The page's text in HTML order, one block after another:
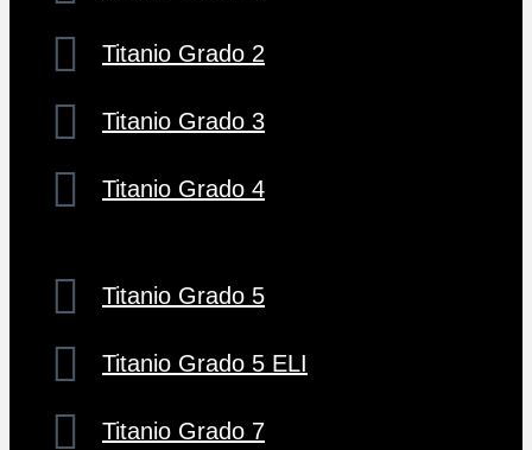
Titanio Grado 2
Titanio Grado 3
Titanio Grado 4
Titanio Grado 5
Titanio Grado 5 ELI
Titanio Grado 7